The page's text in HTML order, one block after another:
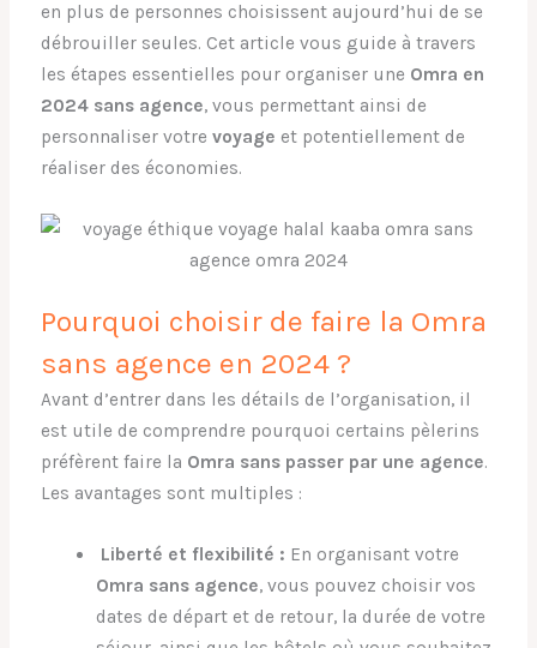
en plus de personnes choisissent aujourd’hui de se
débrouiller seules. Cet article vous guide à travers
les étapes essentielles pour organiser une Omra en
2024 sans agence, vous permettant ainsi de
personnaliser votre voyage et potentiellement de
réaliser des économies.
Pourquoi choisir de faire la Omra
sans agence en 2024 ?
Avant d’entrer dans les détails de l’organisation, il
est utile de comprendre pourquoi certains pèlerins
préfèrent faire la Omra sans passer par une agence.
Les avantages sont multiples :
Liberté et flexibilité : En organisant votre
Omra sans agence, vous pouvez choisir vos
dates de départ et de retour, la durée de votre